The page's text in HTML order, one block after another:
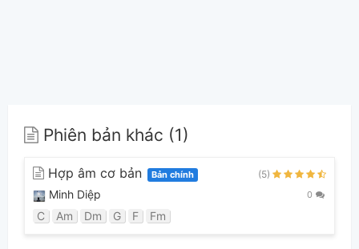
Phiên bản khác (1)
Hợp âm cơ bản Bản chính (5)
Minh Diệp 0
C Am Dm G F Fm